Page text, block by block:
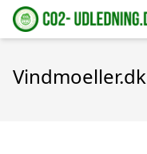
Vindmoeller.dk